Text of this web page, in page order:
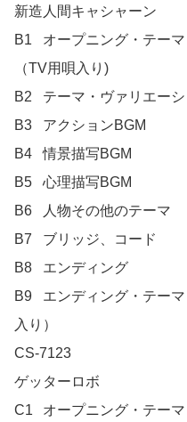
新造人間キャシャーン
B1	オープニング・テーマ「たたかえ！キャシャーン」
（TV用唄入り)
B2	テーマ・ヴァリエーション
B3	アクションBGM
B4	情景描写BGM
B5	心理描写BGM
B6	人物その他のテーマ
B7	ブリッジ、コード
B8	エンディング
B9	エンディング・テーマ「おれは新造人間」（TV用唄
入り）
CS-7123
ゲッターロボ
C1	オープニング・テーマ「ゲッターロボ！」（TV用唄